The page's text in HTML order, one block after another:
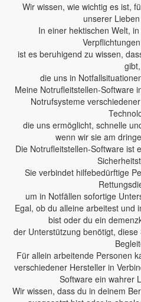
Wir wissen, wie wichtig es ist,
unserer
In einer hektischen Welt,
ist es beruhigend zu wissen,
gibt,
die uns in
Meine Notrufleitstellen-Software
Notrufsysteme
die uns ermöglicht, schnelle
wenn wir sie am
Die Notrufleitstellen-Software ist
Sie verbindet hilfebedürftige
um in Notfällen sofortige
Egal, ob du alleine arbeitest und
bist oder du ein
der Unterstützung benötigt,
Für allein arbeitende Personen
verschiedener Hersteller in
Software ein wahrer
Wir wissen, dass du in deinem